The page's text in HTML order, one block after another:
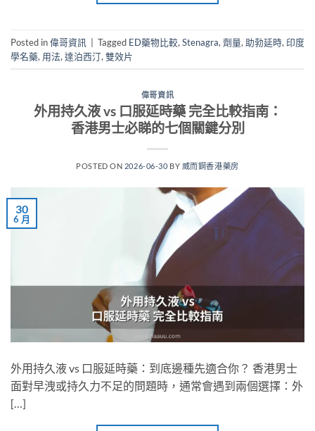
Posted in偉哥資訊 Tagged ED藥物比較, Stenagra, 劑量, 助勃延時, 印度
學名藥, 用法, 達泊西汀, 雙效片
偉哥資訊
外用持久液 vs 口服延時藥 完全比較指南：
香港男士必睇的七個關鍵分別
POSTED ON 2026-06-30 BY 威而鋼香港藥房
30
6 月
外用持久液 vs 口服延時藥：到底邊種先適合你？ 香港男士
面對早洩或持久力不足的問題時，通常會遇到兩個選擇：外
[…]